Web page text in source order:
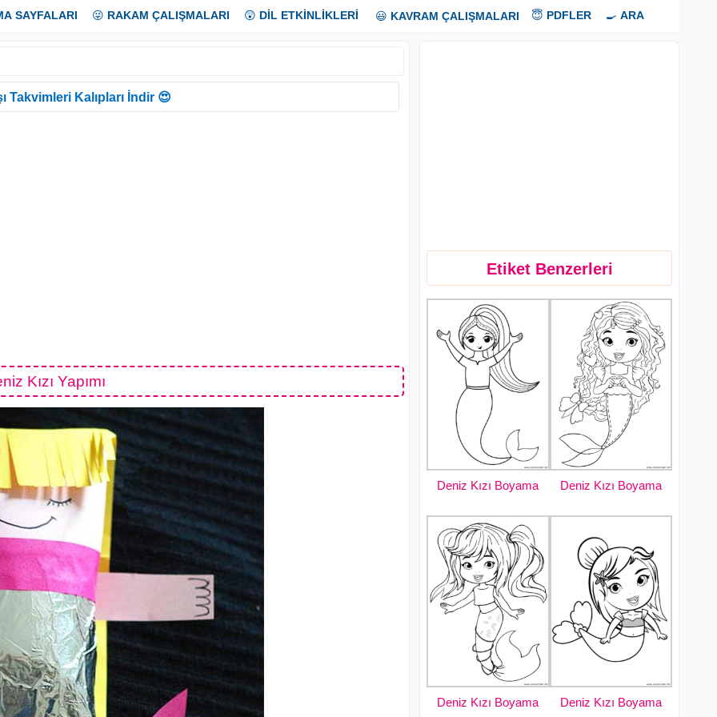
SAYFALARI 😜 RAKAM ÇALIŞMALARI 😲 DİL ETKİNLİKLERİ 😃 KAVRAM ÇALIŞMALARI 😇 PDFLER 🍳 ARA
Takvimleri Kalıpları İndir 😍
Kızı Yapımı
Etiket Benzerleri
Deniz Kızı Boyama Deniz Kızı Boyama
Deniz Kızı Boyama Deniz Kızı Boyama